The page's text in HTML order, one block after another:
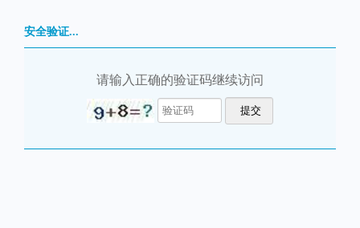
安全验证...
请输入正确的验证码继续访问